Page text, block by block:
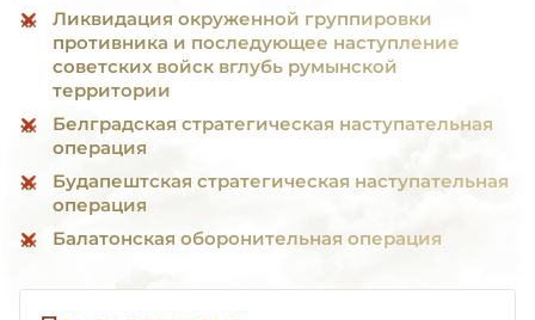
Ликвидация окруженной группировки
противника и последующее наступление
советских войск вглубь румынской
территории
Белградская стратегическая наступательная
операция
Будапештская стратегическая наступательная
операция
Балатонская оборонительная операция